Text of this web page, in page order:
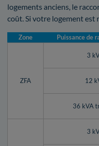
logements anciens, le
coût. Si votre logement est
Zone Puissance de
ZFA
3
12
36 kVA
3